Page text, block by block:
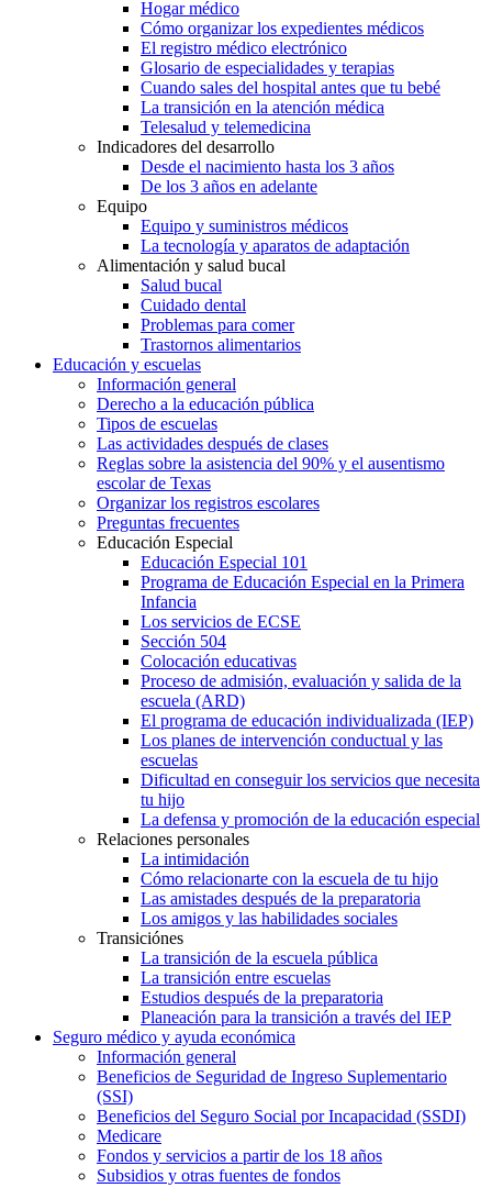
Hogar médico
Cómo organizar los expedientes médicos
El registro médico electrónico
Glosario de especialidades y terapias
Cuando sales del hospital antes que tu bebé
La transición en la atención médica
Telesalud y telemedicina
Indicadores del desarrollo
Desde el nacimiento hasta los 3 años
De los 3 años en adelante
Equipo
Equipo y suministros médicos
La tecnología y aparatos de adaptación
Alimentación y salud bucal
Salud bucal
Cuidado dental
Problemas para comer
Trastornos alimentarios
Educación y escuelas
Información general
Derecho a la educación pública
Tipos de escuelas
Las actividades después de clases
Reglas sobre la asistencia del 90% y el ausentismo
escolar de Texas
Organizar los registros escolares
Preguntas frecuentes
Educación Especial
Educación Especial 101
Programa de Educación Especial en la Primera
Infancia
Los servicios de ECSE
Sección 504
Colocación educativas
Proceso de admisión, evaluación y salida de la
escuela (ARD)
El programa de educación individualizada (IEP)
Los planes de intervención conductual y las
escuelas
Dificultad en conseguir los servicios que necesita
tu hijo
La defensa y promoción de la educación especial
Relaciones personales
La intimidación
Cómo relacionarte con la escuela de tu hijo
Las amistades después de la preparatoria
Los amigos y las habilidades sociales
Transiciónes
La transición de la escuela pública
La transición entre escuelas
Estudios después de la preparatoria
Planeación para la transición a través del IEP
Seguro médico y ayuda económica
Información general
Beneficios de Seguridad de Ingreso Suplementario
(SSI)
Beneficios del Seguro Social por Incapacidad (SSDI)
Medicare
Fondos y servicios a partir de los 18 años
Subsidios y otras fuentes de fondos